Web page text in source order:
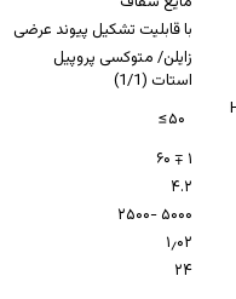
با قابلیت تشکیل پیوند عرضی
زایلن/ متوکسی پروپیل
استات (1/1)
۱ ∓ ۶۰
۴.۲
۵۰۰۰ -۲۵۰۰
۱٫۰۲
۲۴